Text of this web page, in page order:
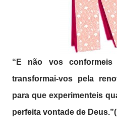
“E não vos
transformai-vos pela
para que experimenteis
perfeita vontade de